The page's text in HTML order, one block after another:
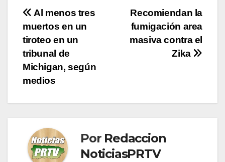
Navegación
de
entradas
Recomiendan la
fumigación area
masiva contra el
Zika
Al menos tres
muertos en un
tiroteo en un
tribunal de
Michigan, según
medios
Por Redaccion
NoticiasPRTV